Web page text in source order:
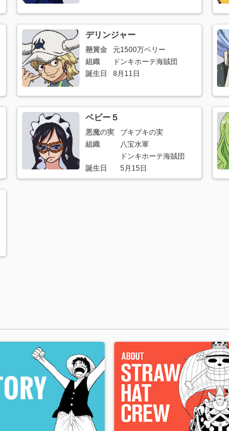
デリンジャー
懸賞金
元1500万ベリー
組織
ドンキホーテ海賊団
誕生日
8月11日
ベビー５
悪魔の実
ブキブキの実
組織
八宝水軍
ドンキホーテ海賊団
誕生日
5月15日